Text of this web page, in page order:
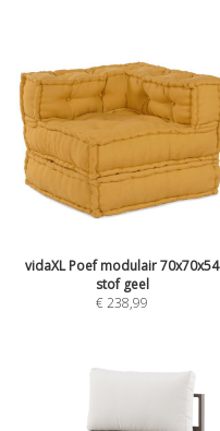
vidaXL Poef modulair 70x70x54
stof geel
€238,99